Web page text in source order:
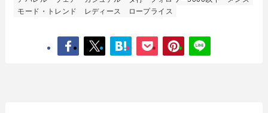
モード・トレンド
レディース ロープライス